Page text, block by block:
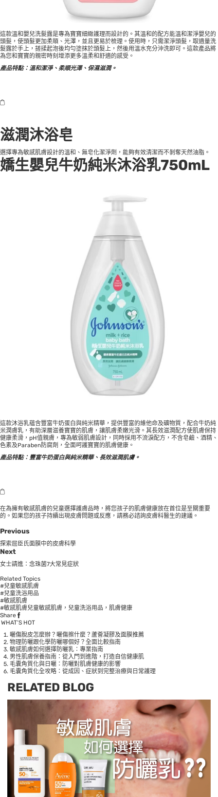
這款溫和嬰兒洗髮露是專為寶寶細緻護理而設計的。其溫和的配方能溫和潔淨嬰兒的
頭髮，使頭髮更加柔順、光澤，並且更易於梳理。使用時，只需潔淨頭髮，取適量洗
髮露於手上，搓揉起泡後均勻塗抹於頭髮上，然後用溫水充分沖洗即可。這款產品將
為您和寶寶的親密時刻增添更多溫柔和舒適的感受。
產品特點：溫和潔淨、柔順光澤、保濕滋潤。
滋潤沐浴皂
選擇專為敏感肌膚設計的溫和、無皂化潔淨劑，能夠有效清潔而不剝奪天然油脂。
嬌生嬰兒牛奶純米沐浴乳750mL
這款沐浴乳蘊含豐富牛奶蛋白與純米精華，提供豐富的維他命及礦物質，配合牛奶純
米潤膚乳，有助深層滋養寶寶的肌膚，讓肌膚柔嫩光滑。其長效滋潤配方使肌膚保持
健康柔滑，pH值親膚，專為敏弱肌膚設計，同時採用不流淚配方，不含皂鹼、酒精、
色素及Paraben防腐劑，全面呵護寶寶的肌膚健康。
產品特點：豐富牛奶蛋白與純米精華、長效滋潤肌膚。
在為擁有敏感肌膚的兒童選擇護膚品時，將您孩子的肌膚健康放在首位是至關重要
的。如果您的孩子持續出現皮膚問題或反應，請務必諮詢皮膚科醫生的建議。
Previous
探索屈臣氏面膜中的皮膚科學
Next
女士請進：念珠菌7大常見症狀
Related Topics
#兒童敏感肌膚
#兒童洗浴用品
#敏感肌膚
#敏感肌膚兒童敏感肌膚，兒童洗浴用品，肌膚健康
Share
WHAT’S HOT
曬傷脫皮怎麼辦？曬傷擦什麼？蘆薈凝膠及面膜推薦
物理防曬跟化學防曬哪個好？全面比較指南
敏感肌膚如何選擇防曬乳：專業指南
男性肌膚保養指南：從入門到進階，打造自信健康肌
毛囊角質化與日曬：防曬對肌膚健康的影響
毛囊角質化全攻略：從成因、症狀到完整治療與日常護理
RELATED BLOG